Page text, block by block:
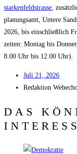
starkenfeldstrasse ,
pla­nungs­amt, Unte­re
2026, bis ein­schließ­lich
zei­ten: Mon­tag bis
8.00 Uhr bis 12.00 Uhr).
Juli 21, 2026
Redak­ti­on
DAS